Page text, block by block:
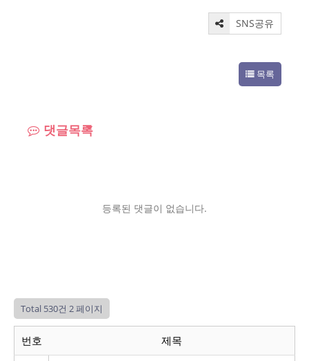
SNS공유
목록
댓글목록
등록된 댓글이 없습니다.
Total 530건 2 페이지
번호 제목